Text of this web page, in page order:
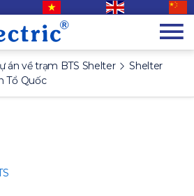
án về trạm BTS Shelter
Shelter
Tổ Quốc